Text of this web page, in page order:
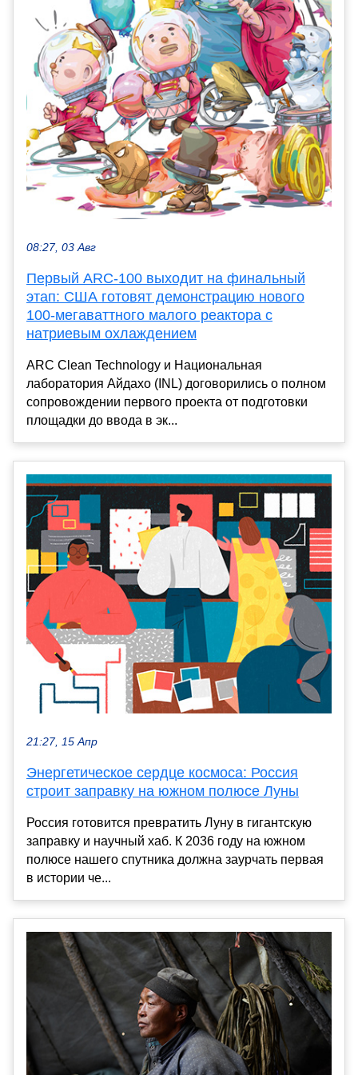
08:27, 03 Авг
Первый ARC-100 выходит на финальный
этап: США готовят демонстрацию нового
100-мегаваттного малого реактора с
натриевым охлаждением
ARC Clean Technology и Национальная
лаборатория Айдахо (INL) договорились о полном
сопровождении первого проекта от подготовки
площадки до ввода в эк...
21:27, 15 Апр
Энергетическое сердце космоса: Россия
строит заправку на южном полюсе Луны
Россия готовится превратить Луну в гигантскую
заправку и научный хаб. К 2036 году на южном
полюсе нашего спутника должна заурчать первая
в истории че...